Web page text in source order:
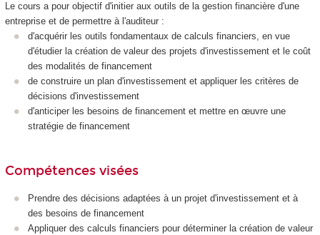
Le cours a pour objectif d'initier aux outils de la gestion financière d'une
entreprise et de permettre à l'auditeur :
d'acquérir les outils fondamentaux de calculs financiers, en vue
d'étudier la création de valeur des projets d'investissement et le coût
des modalités de financement
de construire un plan d'investissement et appliquer les critères de
décisions d'investissement
d'anticiper les besoins de financement et mettre en œuvre une
stratégie de financement
Compétences visées
Prendre des décisions adaptées à un projet d'investissement et à
des besoins de financement
Appliquer des calculs financiers pour déterminer la création de valeur